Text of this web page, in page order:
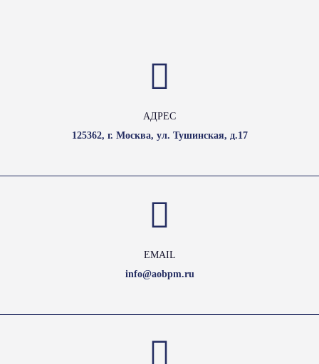
АДРЕС
125362, г. Москва, ул. Тушинская, д.17
EMAIL
info@aobpm.ru